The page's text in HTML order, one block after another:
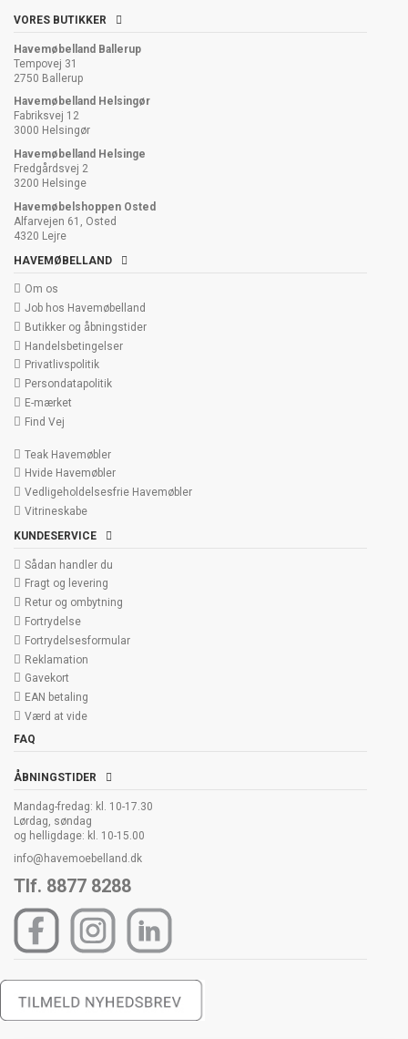
VORES BUTIKKER
Havemøbelland Ballerup
Tempovej 31
2750 Ballerup
Havemøbelland Helsingør
Fabriksvej 12
3000 Helsingør
Havemøbelland Helsinge
Fredgårdsvej 2
3200 Helsinge
Havemøbelshoppen Osted
Alfarvejen 61, Osted
4320 Lejre
HAVEMØBELLAND
Om os
Job hos Havemøbelland
Butikker og åbningstider
Handelsbetingelser
Privatlivspolitik
Persondatapolitik
E-mærket
Find Vej
Teak Havemøbler
Hvide Havemøbler
Vedligeholdelsesfrie Havemøbler
Vitrineskabe
KUNDESERVICE
Sådan handler du
Fragt og levering
Retur og ombytning
Fortrydelse
Fortrydelsesformular
Reklamation
Gavekort
EAN betaling
Værd at vide
FAQ
ÅBNINGSTIDER
Mandag-fredag: kl. 10-17.30
Lørdag, søndag
og helligdage: kl. 10-15.00
info@havemoebelland.dk
Tlf. 8877 8288